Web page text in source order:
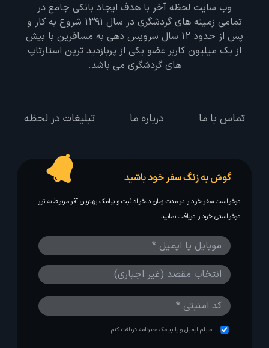
وب سایت لحظه آخر با هدف ایجاد بانکی جامع در
تمامی زمینه های گردشگری در سال 1391 شروع به کار و
پس از حدود 12 سال سرویس دهی به مسافرین با بیش
از یک میلیون کاربر عضو یکی از پربازدید ترین استارتاپ
های گردشگری می باشد.
تماس با ما درباره ما تبلیغات در لحظه
گوش به زنگ سفر خود باشید
درخواست سفر خود را در مدت زمان دلخواه ثبت و پیامک بهترین آفر مربوط به تور
درخواستی خود را دریافت نمایید
مایلم ایمیل و یا پیامک خبرنامه دریافت کنم.